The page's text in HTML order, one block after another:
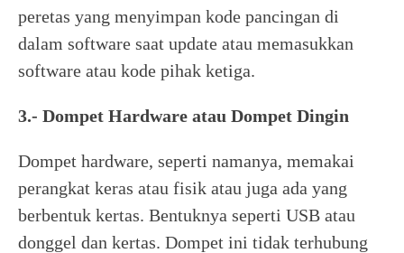
peretas yang menyimpan kode pancingan di
dalam software saat update atau memasukkan
software atau kode pihak ketiga.
3.- Dompet Hardware atau Dompet Dingin
Dompet hardware, seperti namanya, memakai
perangkat keras atau fisik atau juga ada yang
berbentuk kertas. Bentuknya seperti USB atau
donggel dan kertas. Dompet ini tidak terhubung